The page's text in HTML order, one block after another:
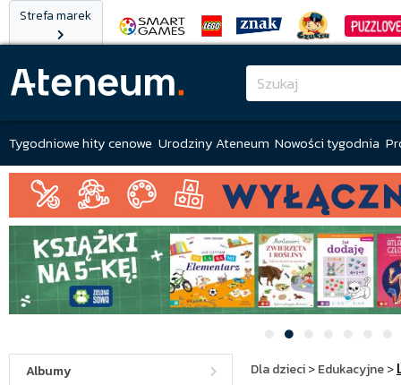
Strefa marek
Tygodniowe hity cenowe Urodziny Ateneum Nowości tygodnia
Albumy
Dla dzieci>Edukacyjne>